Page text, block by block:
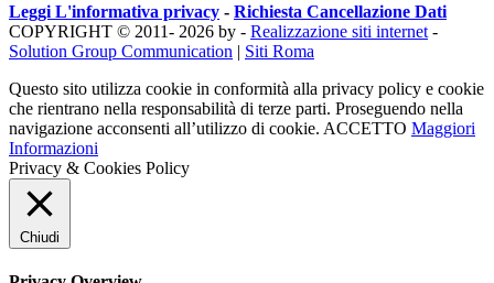
Leggi L'informativa privacy - Richiesta Cancellazione Dati
COPYRIGHT © 2011- 2026 by - Realizzazione siti internet -
Solution Group Communication | Siti Roma
Questo sito utilizza cookie in conformità alla privacy policy e cookie
che rientrano nella responsabilità di terze parti. Proseguendo nella
navigazione acconsenti all’utilizzo di cookie. ACCETTO Maggiori
Informazioni
Privacy & Cookies Policy
Chiudi